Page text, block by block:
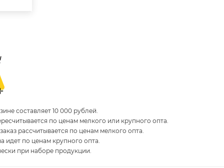
составляет 10 000 рублей.
по ценам мелкого или крупного опта.
рассчитывается по ценам мелкого опта.
идет по ценам крупного опта.
при наборе продукции.